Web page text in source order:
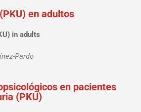
en adultos
in adults
Pardo
en pacientes
(PKU)